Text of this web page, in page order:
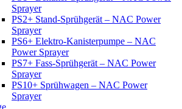
Sprayer
PS2+ Stand-Sprühgerät – NAC Power
Sprayer
PS6+ Elektro-Kanisterpumpe – NAC
Power Sprayer
PS7+ Fass-Sprühgerät – NAC Power
Sprayer
PS10+ Sprühwagen – NAC Power
Sprayer